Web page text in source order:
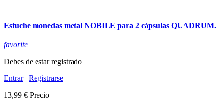
Estuche monedas metal NOBILE para 2 cápsulas QUADRUM.
favorite
Debes de estar registrado
Entrar| Registrarse
13,99 € Precio